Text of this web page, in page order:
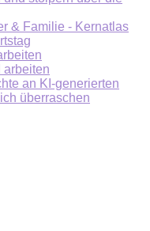
& Familie - Kernatlas
arbeiten
an KI-generierten
überraschen